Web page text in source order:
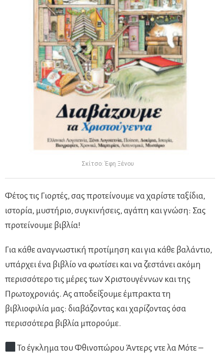
Σκίτσο: Έφη Ξένου
Φέτος τις Γιορτές, σας προτείνουμε να χαρίστε ταξίδια,
ιστορία, μυστήριο, συγκινήσεις, αγάπη και γνώση: Σας
προτείνουμε βιβλία!
Για κάθε αναγνωστική προτίμηση και για κάθε βαλάντιο,
υπάρχει ένα βιβλίο να φωτίσει και να ζεστάνει ακόμη
περισσότερο τις μέρες των Χριστουγέννων και της
Πρωτοχρονιάς. Ας αποδείξουμε έμπρακτα τη
βιβλιοφιλία μας: διαβάζοντας και χαρίζοντας όσα
περισσότερα βιβλία μπορούμε.
Το έγκλημα του Φθινοπώρου Άντερς ντε λα Μότε –